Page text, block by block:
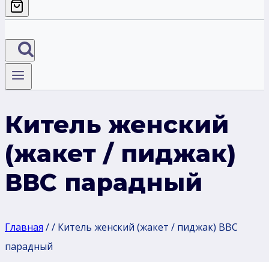
Китель женский
(жакет / пиджак)
ВВС парадный
Главная // Китель женский (жакет / пиджак) ВВС
парадный